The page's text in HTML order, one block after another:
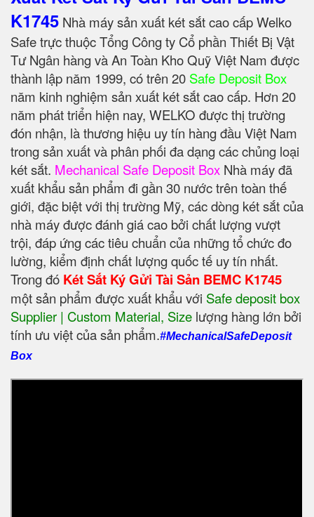
K1745 Nhà máy sản xuất két sắt cao cấp Welko
Safe trực thuộc Tổng Công ty Cổ phần Thiết Bị Vật
Tư Ngân hàng và An Toàn Kho Quỹ Việt Nam được
thành lập năm 1999, có trên 20 Safe Deposit Box
năm kinh nghiệm sản xuất két sắt cao cấp. Hơn 20
năm phát triển hiện nay, WELKO được thị trường
đón nhận, là thương hiệu uy tín hàng đầu Việt Nam
trong sản xuất và phân phối đa dạng các chủng loại
két sắt. Mechanical Safe Deposit Box Nhà máy đã
xuất khẩu sản phẩm đi gần 30 nước trên toàn thế
giới, đặc biệt với thị trường Mỹ, các dòng két sắt của
nhà máy được đánh giá cao bởi chất lượng vượt
trội, đáp ứng các tiêu chuẩn của những tổ chức đo
lường, kiểm định chất lượng quốc tế uy tín nhất.
Trong đó Két Sắt Ký Gửi Tài Sản BEMC K1745
một sản phẩm được xuất khẩu với Safe deposit box
Supplier | Custom Material, Size ‎ lượng hàng lớn bởi
tính ưu việt của sản phẩm.#MechanicalSafeDeposit
Box